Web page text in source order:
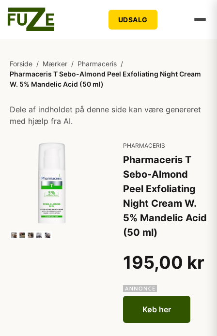
UDSALG
Forside / Mærker / Pharmaceris /
Pharmaceris T Sebo-Almond Peel Exfoliating Night Cream
W. 5% Mandelic Acid (50 ml)
Dele af indholdet på denne side kan være genereret
med hjælp fra AI.
PHARMACERIS
Pharmaceris T
Sebo-Almond
Peel Exfoliating
Night Cream W.
5% Mandelic Acid
(50 ml)
195,00 kr
Køb her